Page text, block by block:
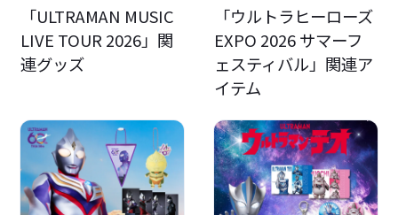
「ULTRAMAN MUSIC
LIVE TOUR 2026」関
連グッズ
「ウルトラヒーローズ
EXPO 2026 サマーフ
ェスティバル」関連ア
イテム